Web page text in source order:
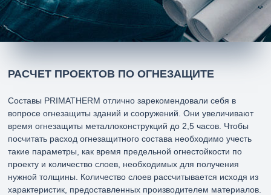
РАСЧЕТ ПРОЕКТОВ ПО ОГНЕЗАЩИТЕ
Составы PRIMATHERM отлично зарекомендовали себя в
вопросе огнезащиты зданий и сооружений. Они увеличивают
время огнезащиты металлоконструкций до 2,5 часов. Чтобы
посчитать расход огнезащитного состава необходимо учесть
такие параметры, как время предельной огнестойкости по
проекту и количество слоев, необходимых для получения
нужной толщины. Количество слоев рассчитывается исходя из
характеристик, предоставленных производителем материалов.